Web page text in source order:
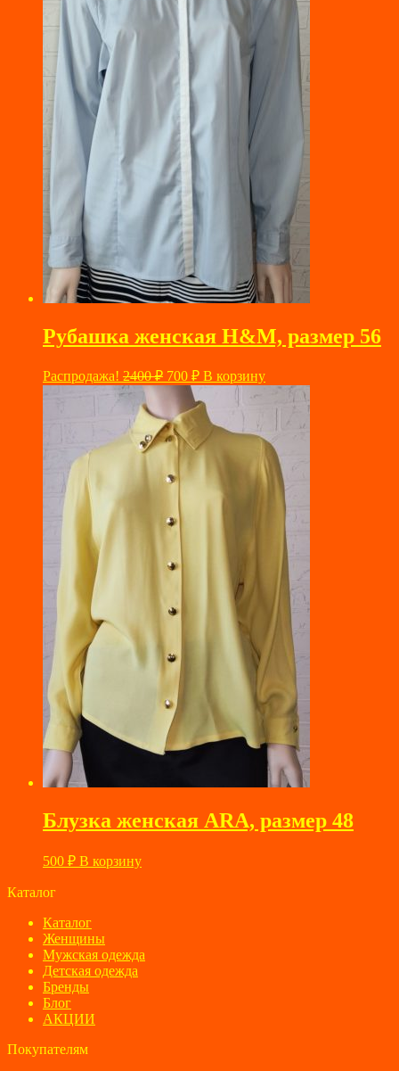
Рубашка женская H&M, размер 56
Распродажа! 2400₽ Первоначальная
цена
составляла
2400 ₽.
700 ₽Текущая
цена:
700 ₽.
В корзину
Блузка женская ARA, размер 48
500 ₽ В корзину
Каталог
Каталог
Женщины
Мужская одежда
Детская одежда
Бренды
Блог
АКЦИИ
Покупателям